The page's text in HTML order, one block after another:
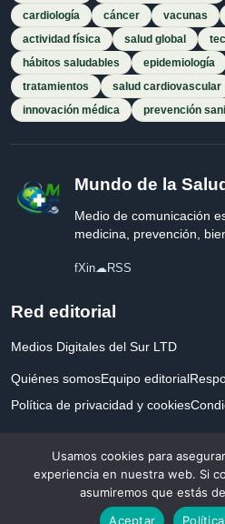
cardiología
cáncer vacunas
actividad física
salud global
hábitos saludables
epidemiología
tratamientos
salud cardiovascular
innovación médica
prevención
Mundo de la Salud
Medio de comunicación
medicina, prevención,
fXin☁RSS
Red editorial
Medios Digitales del Sur LTD
Quiénes somosEquipo editorial
Política de privacidad y cookies
Empresa registrada en Inglaterra y
© 2026 Mundo de la Salud. Todos los
Usamos cookies para
experiencia en nuestra web. Si
asumiremos que estás
Aceptar